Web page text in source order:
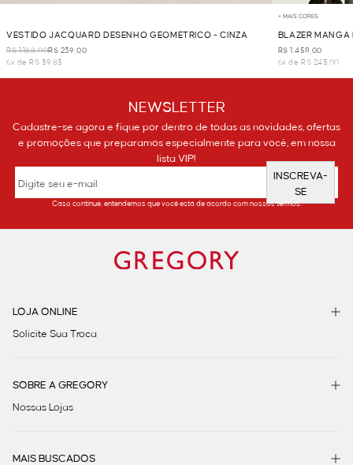
VESTIDO JACQUARD DESENHO GEOMETRICO - CINZA
R$ 1.188,00R$ 239,00
6x de R$ 39,83
+ MAIS CORES
BLAZER
R$ 1.458,00
6x de R$ 243,00
NEWSLETTER
Cadastre-se agora e fique por dentro de todas as novidades, ofertas
e promoções que preparamos especialmente para você, em nossa
lista VIP!
INSCREVA-
SE
Caso continue, entendemos que você está de acordo com nossos termos.
LOJA ONLINE
Solicite Sua Troca
SOBRE A GREGORY
Nossas Lojas
MAIS BUSCADOS